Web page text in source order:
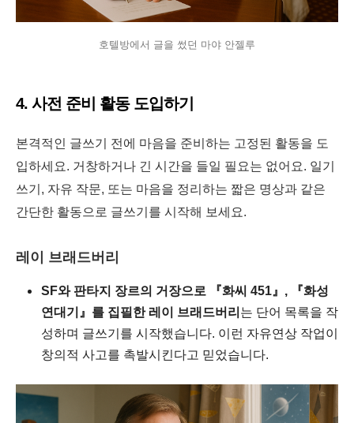
호텔방에서 글을 썼던 마야 안젤루
4. 사전 준비 활동 도입하기
본격적인 글쓰기 전에 마음을 준비하는 고정된 활동을 도
입하세요. 거창하거나 긴 시간을 들일 필요는 없어요. 일기
쓰기, 자유 작문, 또는 마음을 정리하는 짧은 명상과 같은
간단한 활동으로 글쓰기를 시작해 보세요.
레이 브래드버리
SF와 판타지 장르의 거장으로 『화씨 451』, 『화성
연대기』를 집필한 레이 브래드버리 는 단어 목록을 작
성하며 글쓰기를 시작했습니다. 이런 자유연상 작업이
창의적 사고를 촉발시킨다고 믿었습니다.